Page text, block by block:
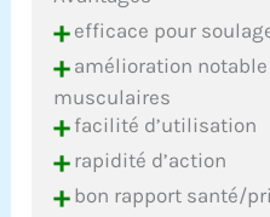
+efficace pour
+amélioration
musculaires
+facilité d’utilisation
+rapidité d’action
+bon rapport santé/